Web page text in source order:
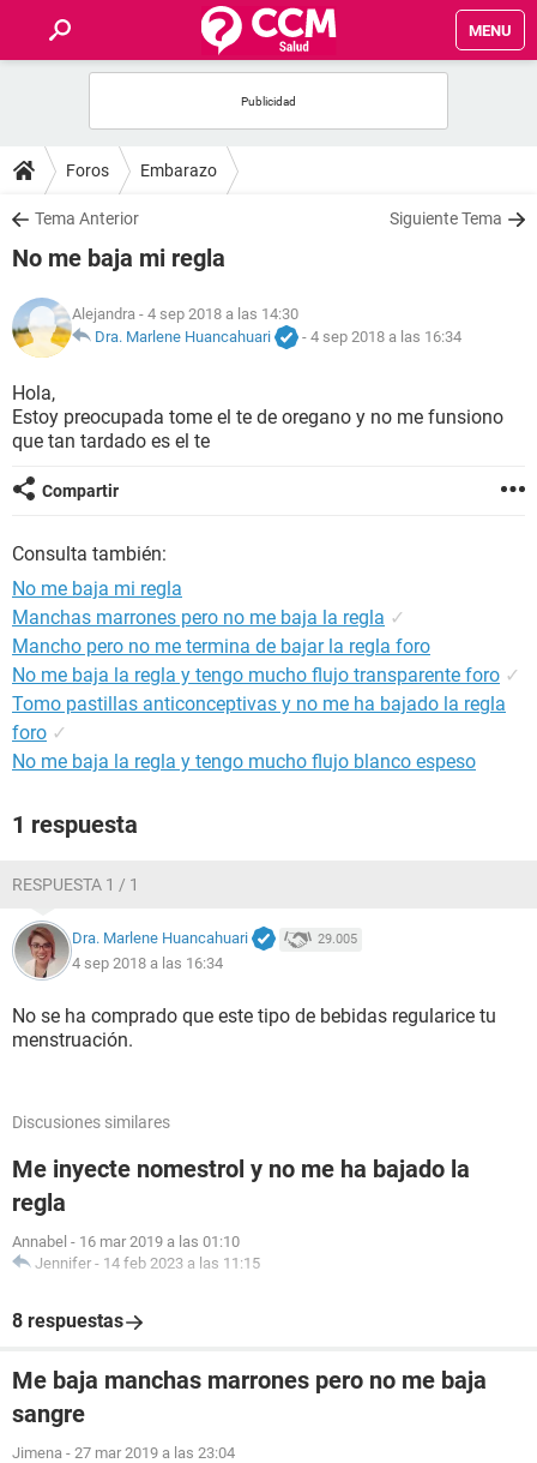
MENU
FOROS
SALUD
NUTRICIÓN
BIENESTAR
Foros Embarazo
Tema Anterior Siguiente Tema
No me baja mi regla
Alejandra - 4 sep 2018 a las 14:30
Dra. Marlene Huancahuari
- 4 sep 2018 a las 16:34
Hola,
Estoy preocupada tome el te de oregano y no me funsiono
que tan tardado es el te
Compartir
Consulta también:
No me baja mi regla
Manchas marrones pero no me baja la regla ✓
Mancho pero no me termina de bajar la regla foro
No me baja la regla y tengo mucho flujo transparente foro ✓
Tomo pastillas anticonceptivas y no me ha bajado la regla
foro ✓
No me baja la regla y tengo mucho flujo blanco espeso
1 respuesta
RESPUESTA 1 / 1
Dra. Marlene Huancahuari 29.005
4 sep 2018 a las 16:34
No se ha comprado que este tipo de bebidas regularice tu
menstruación.
Discusiones similares
Me inyecte nomestrol y no me ha bajado la
regla
Annabel - 16 mar 2019 a las 01:10
Jennifer - 14 feb 2023 a las 11:15
8 respuestas
Me baja manchas marrones pero no me baja
sangre
Jimena - 27 mar 2019 a las 23:04